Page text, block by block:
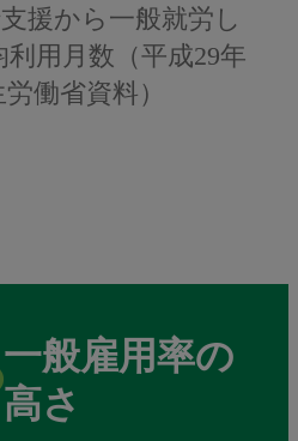
援から一般就労し
用月数（平成29年
働省資料）
一般雇用率の
高さ